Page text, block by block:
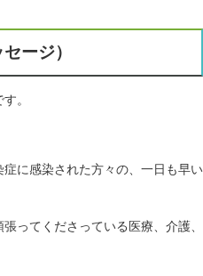
ージ）
。
に感染された方々の、一日も早い
ってくださっている医療、介護、